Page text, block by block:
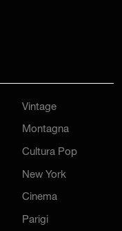
Montagna
Cultura Pop
New York
Cinema
Parigi
Tutti i Temi